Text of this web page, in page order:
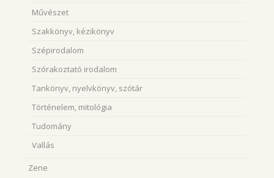
Művészet
Szakkönyv, kézikönyv
Szépirodalom
Szórakoztató irodalom
Tankönyv, nyelvkönyv, szótár
Történelem, mitológia
Tudomány
Vallás
Zene